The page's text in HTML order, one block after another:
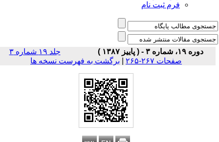
فرم ثبت نام
دوره ۱۹، شماره ۳ - ( پاییز ۱۳۸۷ )
جلد ۱۹ شماره ۳
صفحات ۲۶۷-۲۶۵
| برگشت به فهرست نسخه ها